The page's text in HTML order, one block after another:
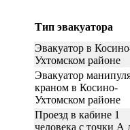
Тип эвакуатора
Эвакуатор в
Ухтомском районе
Эвакуатор
краном в Косино-
Ухтомском районе
Проезд в кабине 1
человека с точки А